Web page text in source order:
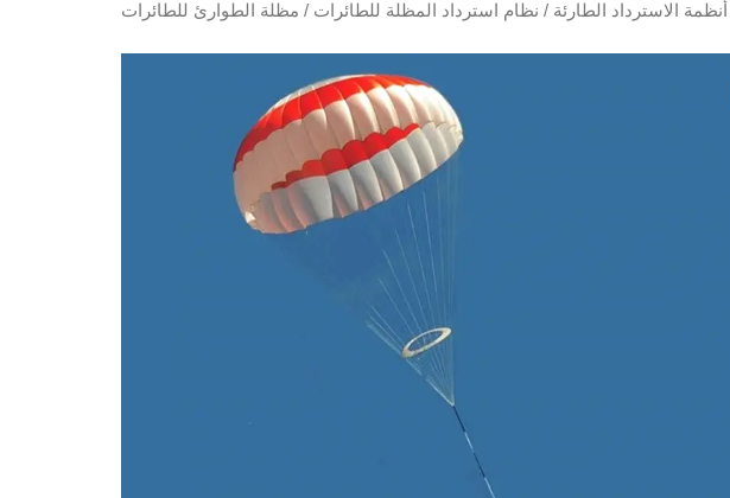
أنظمة الاسترداد الطارئة / نظام استرداد المظلة للطائرات